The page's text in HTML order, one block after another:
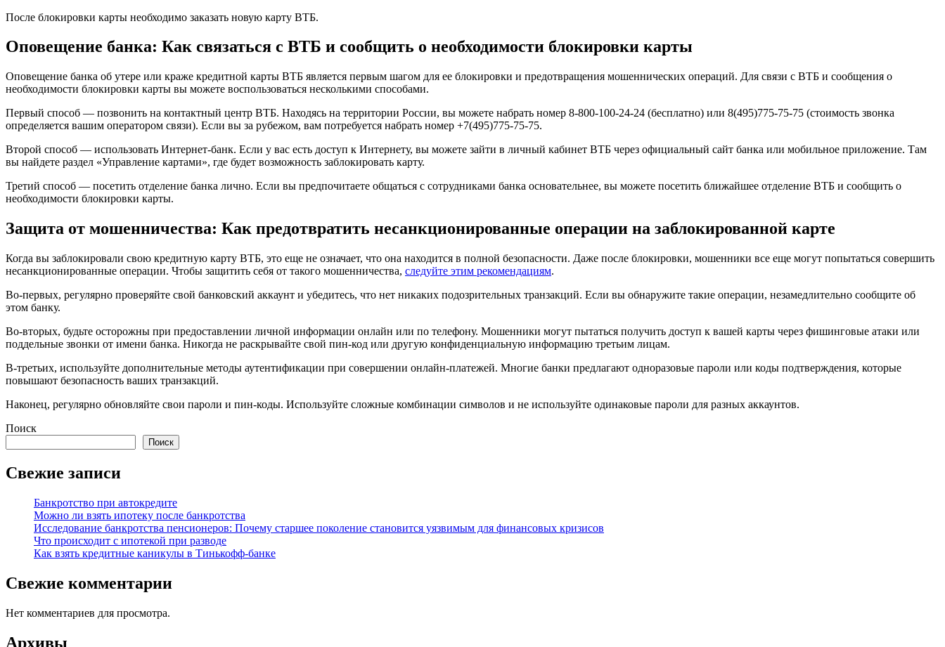
После блокировки карты необходимо заказать новую карту ВТБ.
Оповещение банка: Как связаться с ВТБ и сообщить о необходимости блокировки карты
Оповещение банка об утере или краже кредитной карты ВТБ является первым шагом для ее блокировки и предотвращения мошеннических операций. Для связи с ВТБ и сообщения о
необходимости блокировки карты вы можете воспользоваться несколькими способами.
Первый способ — позвонить на контактный центр ВТБ. Находясь на территории России, вы можете набрать номер 8-800-100-24-24 (бесплатно) или 8(495)775-75-75 (стоимость звонка
определяется вашим оператором связи). Если вы за рубежом, вам потребуется набрать номер +7(495)775-75-75.
Второй способ — использовать Интернет-банк. Если у вас есть доступ к Интернету, вы можете зайти в личный кабинет ВТБ через официальный сайт банка или мобильное приложение. Там
вы найдете раздел «Управление картами», где будет возможность заблокировать карту.
Третий способ — посетить отделение банка лично. Если вы предпочитаете общаться с сотрудниками банка основательнее, вы можете посетить ближайшее отделение ВТБ и сообщить о
необходимости блокировки карты.
Защита от мошенничества: Как предотвратить несанкционированные операции на заблокированной карте
Когда вы заблокировали свою кредитную карту ВТБ, это еще не означает, что она находится в полной безопасности. Даже после блокировки, мошенники все еще могут попытаться совершить
несанкционированные операции. Чтобы защитить себя от такого мошенничества, следуйте этим рекомендациям.
Во-первых, регулярно проверяйте свой банковский аккаунт и убедитесь, что нет никаких подозрительных транзакций. Если вы обнаружите такие операции, незамедлительно сообщите об
этом банку.
Во-вторых, будьте осторожны при предоставлении личной информации онлайн или по телефону. Мошенники могут пытаться получить доступ к вашей карты через фишинговые атаки или
поддельные звонки от имени банка. Никогда не раскрывайте свой пин-код или другую конфиденциальную информацию третьим лицам.
В-третьих, используйте дополнительные методы аутентификации при совершении онлайн-платежей. Многие банки предлагают одноразовые пароли или коды подтверждения, которые
повышают безопасность ваших транзакций.
Наконец, регулярно обновляйте свои пароли и пин-коды. Используйте сложные комбинации символов и не используйте одинаковые пароли для разных аккаунтов.
Поиск
Поиск
Свежие записи
Банкротство при автокредите
Можно ли взять ипотеку после банкротства
Исследование банкротства пенсионеров: Почему старшее поколение становится уязвимым для финансовых кризисов
Что происходит с ипотекой при разводе
Как взять кредитные каникулы в Тинькофф-банке
Свежие комментарии
Нет комментариев для просмотра.
Архивы